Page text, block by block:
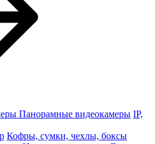
Панорамные видеокамеры IP,
Кофры, сумки, чехлы, боксы